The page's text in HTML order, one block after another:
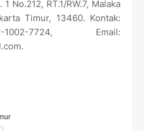
No.212, RT.1/RW.7, Malaka
Timur, 13460. Kontak:
7724, Email: